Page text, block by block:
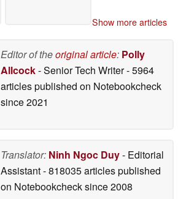
Show more articles
Editor of theoriginal article: Polly
Allcock- Senior Tech Writer- 5964
articles published on Notebookcheck
since 2021
Translator: Ninh Ngoc Duy- Editorial
Assistant- 818035 articles published
on Notebookchecksince 2008